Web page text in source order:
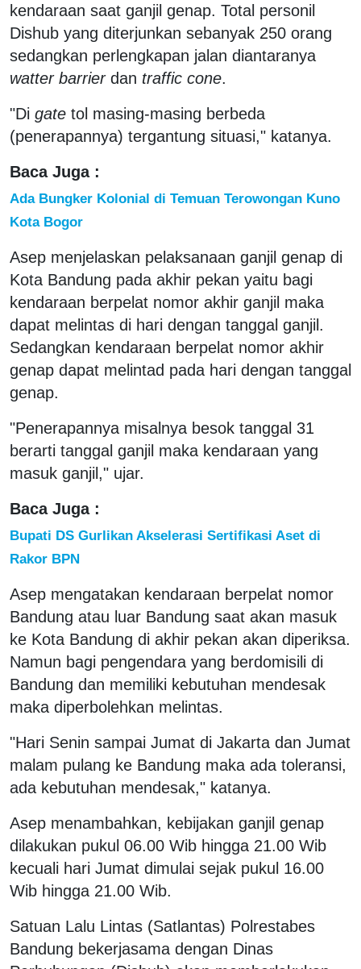
kendaraan saat ganjil genap. Total personil
Dishub yang diterjunkan sebanyak 250 orang
sedangkan perlengkapan jalan diantaranya
watter barrierdan traffic cone.
"Di gate tol masing-masing berbeda
(penerapannya) tergantung situasi," katanya.
Baca Juga :
Ada Bungker Kolonial di Temuan Terowongan Kuno
Kota Bogor
Asep menjelaskan pelaksanaan ganjil genap di
Kota Bandung pada akhir pekan yaitu bagi
kendaraan berpelat nomor akhir ganjil maka
dapat melintas di hari dengan tanggal ganjil.
Sedangkan kendaraan berpelat nomor akhir
genap dapat melintad pada hari dengan tanggal
genap.
"Penerapannya misalnya besok tanggal 31
berarti tanggal ganjil maka kendaraan yang
masuk ganjil," ujar.
Baca Juga :
Bupati DS Gurlikan Akselerasi Sertifikasi Aset di
Rakor BPN
Asep mengatakan kendaraan berpelat nomor
Bandung atau luar Bandung saat akan masuk
ke Kota Bandung di akhir pekan akan diperiksa.
Namun bagi pengendara yang berdomisili di
Bandung dan memiliki kebutuhan mendesak
maka diperbolehkan melintas.
"Hari Senin sampai Jumat di Jakarta dan Jumat
malam pulang ke Bandung maka ada toleransi,
ada kebutuhan mendesak," katanya.
Asep menambahkan, kebijakan ganjil genap
dilakukan pukul 06.00 Wib hingga 21.00 Wib
kecuali hari Jumat dimulai sejak pukul 16.00
Wib hingga 21.00 Wib.
Satuan Lalu Lintas (Satlantas) Polrestabes
Bandung bekerjasama dengan Dinas